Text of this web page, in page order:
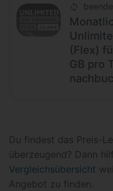
(Flex)
GB pro
Du findest das Preis-
überzeugend? Dann
Vergleichsübersicht
Angebot zu finden.